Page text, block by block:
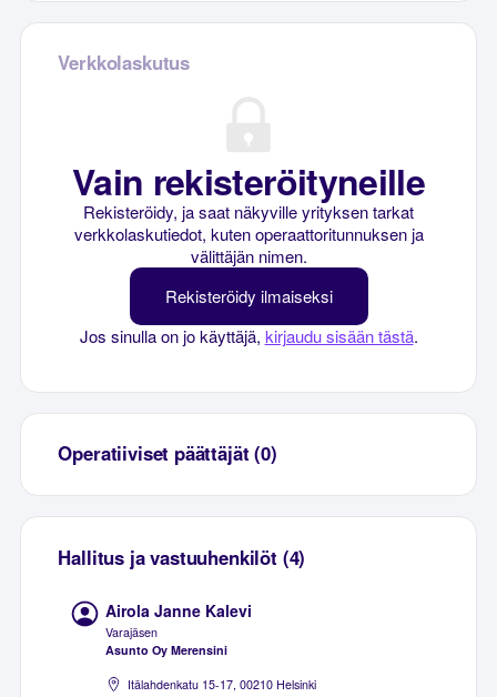
Verkkolaskutus
Vain rekisteröityneille
Rekisteröidy, ja saat näkyville yrityksen tarkat
verkkolaskutiedot, kuten operaattoritunnuksen ja
välittäjän nimen.
Rekisteröidy ilmaiseksi
Jos sinulla on jo käyttäjä, kirjaudu sisään tästä.
Operatiiviset päättäjät (0)
Hallitus ja vastuuhenkilöt (4)
Airola Janne Kalevi
Varajäsen
Asunto Oy Merensini
Itälahdenkatu 15-17, 00210 Helsinki